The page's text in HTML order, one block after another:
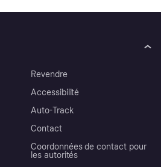
Revendre
Accessibilité
Auto-Track
Contact
Coordonnées de contact pour
les autorités